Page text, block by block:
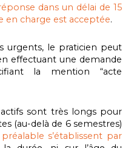
dans un délai de 15
en charge est acceptée.
urgents, le praticien peut
effectuant une demande
la mention “acte
sont très longs pour
(au-delà de 6 semestres)
s’établissent par